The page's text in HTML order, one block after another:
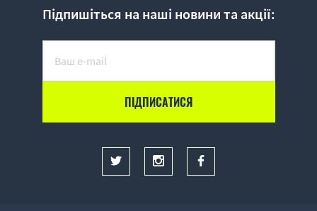
Підпишіться на наші новини та акції: